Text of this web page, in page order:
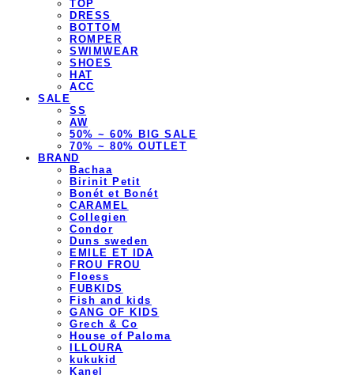
TOP
DRESS
BOTTOM
ROMPER
SWIMWEAR
SHOES
HAT
ACC
SALE
SS
AW
50% ~ 60% BIG SALE
70% ~ 80% OUTLET
BRAND
Bachaa
Birinit Petit
Bonét et Bonét
CARAMEL
Collegien
Condor
Duns sweden
EMILE ET IDA
FROU FROU
Floess
FUBKIDS
Fish and kids
GANG OF KIDS
Grech & Co
House of Paloma
ILLOURA
kukukid
Kanel